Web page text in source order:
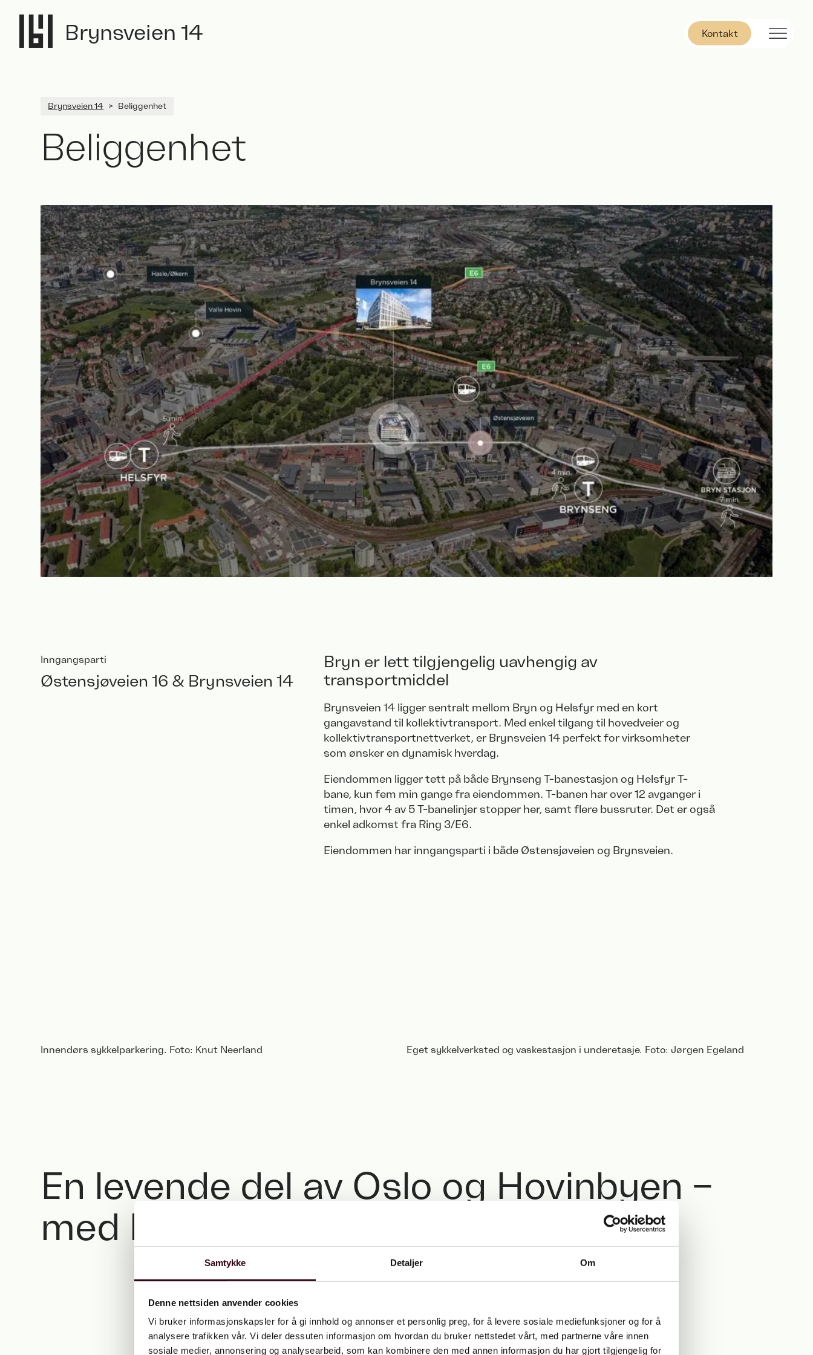
Samtykke Detaljer Om
Denne nettsiden anvender cookies
Vi bruker informasjonskapsler for å gi innhold og annonser et personlig preg, for å levere sosiale mediefunksjoner og for å
analysere trafikken vår. Vi deler dessuten informasjon om hvordan du bruker nettstedet vårt, med partnerne våre innen
sosiale medier, annonsering og analysearbeid, som kan kombinere den med annen informasjon du har gjort tilgjengelig for
Brynsveien 14 Kontakt
Brynsveien 14 > Beliggenhet
Beliggenhet
Inngangsparti
Østensjøveien 16 & Brynsveien 14
Bryn er lett tilgjengelig uavhengig av
transportmiddel
Brynsveien 14 ligger sentralt mellom Bryn og Helsfyr med en kort
gangavstand til kollektivtransport. Med enkel tilgang til hovedveier og
kollektivtransportnettverket, er Brynsveien 14 perfekt for virksomheter
som ønsker en dynamisk hverdag.
Eiendommen ligger tett på både Brynseng T-banestasjon og Helsfyr T-
bane, kun fem min gange fra eiendommen. T-banen har over 12 avganger i
timen, hvor 4 av 5 T-banelinjer stopper her, samt flere bussruter. Det er også
enkel adkomst fra Ring 3/E6.
Eiendommen har inngangsparti i både Østensjøveien og Brynsveien.
Innendørs sykkelparkering. Foto: Knut Neerland Eget sykkelverksted og vaskestasjon i underetasje. Foto: Jørgen Egeland
En levende del av Oslo og Hovinbyen –
med byens beste beliggenhet
Fremtidens Helsfyr